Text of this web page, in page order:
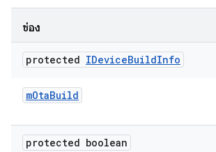
ช่อง
protected IDeviceBuildInfo
mOtaBuild
protected boolean